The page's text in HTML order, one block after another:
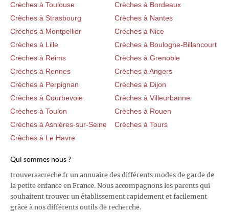
Crèches à Toulouse
Crèches à Bordeaux
Crèches à Strasbourg
Crèches à Nantes
Crèches à Montpellier
Crèches à Nice
Crèches à Lille
Crèches à Boulogne-Billancourt
Crèches à Reims
Crèches à Grenoble
Crèches à Rennes
Crèches à Angers
Crèches à Perpignan
Crèches à Dijon
Crèches à Courbevoie
Crèches à Villeurbanne
Crèches à Toulon
Crèches à Rouen
Crèches à Asnières-sur-Seine
Crèches à Tours
Crèches à Le Havre
Qui sommes nous ?
trouversacreche.fr un annuaire des différents modes de garde de
la petite enfance en France. Nous accompagnons les parents qui
souhaitent trouver un établissement rapidement et facilement
grâce à nos différents outils de recherche.